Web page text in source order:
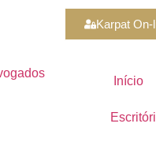
Karpat On-
Início